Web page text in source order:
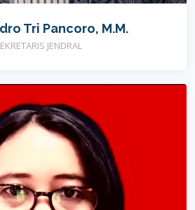
Tri Pancoro, M.M.
JENDRAL